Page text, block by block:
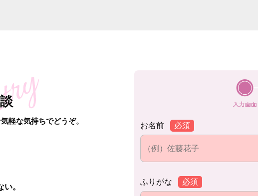
軽な気持ちでどうぞ。
。
お名前 必須
ふりがな 必須